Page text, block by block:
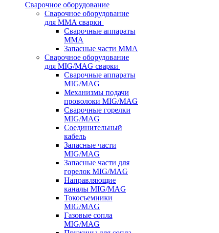
Сварочное оборудование
Сварочное оборудование
для MMA сварки
Сварочные аппараты
MMA
Запасные части MMA
Сварочное оборудование
для MIG/MAG сварки
Сварочные аппараты
MIG/MAG
Механизмы подачи
проволоки MIG/MAG
Сварочные горелки
MIG/MAG
Соединительный
кабель
Запасные части
MIG/MAG
Запасные части для
горелок MIG/MAG
Направляющие
каналы MIG/MAG
Токосъемники
MIG/MAG
Газовые сопла
MIG/MAG